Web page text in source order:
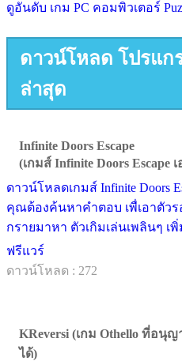
ดูอันดับ เกม PC คอมพิวเตอร์
ดาวน์โหลด โปรแก
ล่าสุด
Infinite Doors Escape
(เกมส์ Infinite Doors
ดาวน์โหลดเกมส์ Infinite Doors
คุณต้องค้นหาคำตอบ เพื่เอาตัว
กรายมาหา ตัวเกิมเล่นเพลินๆ เ
ฟรีแวร์
ดาวน์โหลด : 272
KReversi (เกม Othello ที่อนุ
ได้)